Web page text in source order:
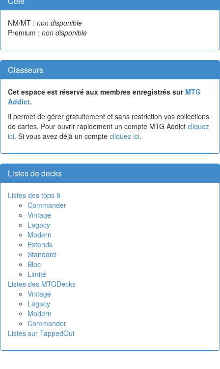
NM/MT : non disponible
Premium : non disponible
Classeurs
Cet espace est réservé aux membres enregistrés sur MTG
Addict.
Il permet de gérer gratuitement et sans restriction vos collections
de cartes. Pour ouvrir rapidement un compte MTG Addict cliquez
ici. Si vous avez déjà un compte cliquez ici.
Listes de decks
Listes des tops 8
Commander
Vintage
Legacy
Modern
Extends
Standard
Bloc
Limité
Listes des MTGDecks
Vintage
Legacy
Modern
Commander
Listes sur TappedOut